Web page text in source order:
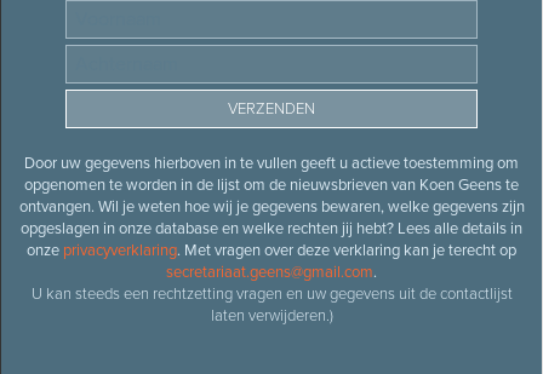
Door uw gegevens hierboven in te vullen geeft u actieve toestemming om
opgenomen te worden in de lijst om de nieuwsbrieven van Koen Geens te
ontvangen. Wil je weten hoe wij je gegevens bewaren, welke gegevens zijn
opgeslagen in onze database en welke rechten jij hebt? Lees alle details in
onze privacyverklaring. Met vragen over deze verklaring kan je terecht op
secretariaat.geens@gmail.com.
U kan steeds een rechtzetting vragen en uw gegevens uit de contactlijst
laten verwijderen.)